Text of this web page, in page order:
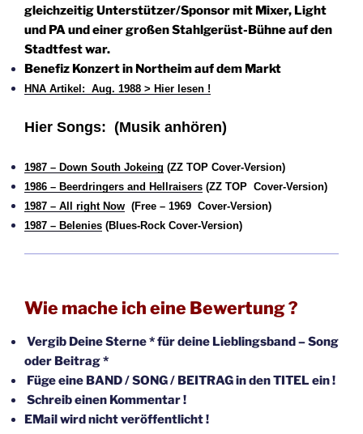
gleichzeitig Unterstützer/Sponsor mit Mixer, Light
und PA und einer großen Stahlgerüst-Bühne auf den
Stadtfest war.
Benefiz Konzert in Northeim auf dem Markt
HNA Artikel: Aug. 1988 > Hier lesen !
Hier Songs: (Musik anhören)
1987 – Down South Jokeing (ZZ TOP Cover-Version)
1986 – Beerdringers and Hellraisers (ZZ TOP Cover-Version)
1987 – All right Now (Free – 1969 Cover-Version)
1987 – Belenies (Blues-Rock Cover-Version)
Wie mache ich eine Bewertung ?
Vergib Deine Sterne * für deine Lieblingsband – Song
oder Beitrag *
Füge eine BAND / SONG / BEITRAG in den TITEL ein !
Schreib einen Kommentar !
EMail wird nicht veröffentlicht !